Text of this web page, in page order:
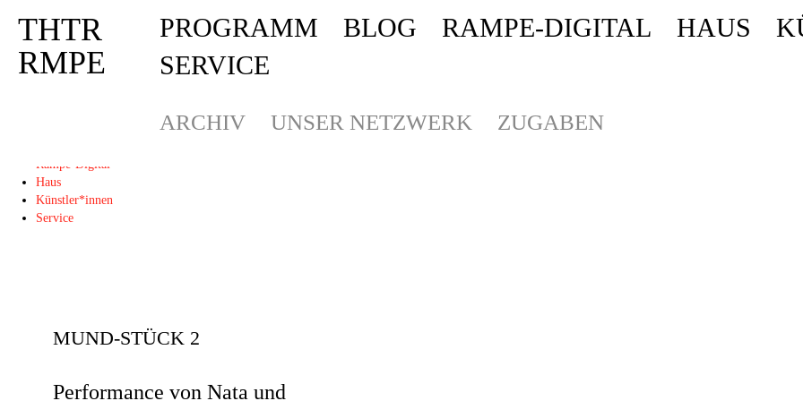
Deprecated : Die Funktion post_permalink ist seit Version 4.4.0 veraltet! Verwende stattdessen get_permalink(). in /homepages/10/d43051023/htdocs/
THTR
RMPE
Rampe-Digital
Haus
Künstler*innen
Service
THTR
RMPE
PROGRAMM BLOG RAMPE-DIGITAL HAUS
SERVICE
ARCHIV UNSER NETZWERK ZUGABEN
MUND-STÜCK 2
Performance von Nata und